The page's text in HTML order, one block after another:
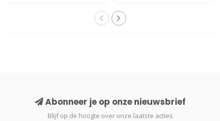
Abonneer je op onze nieuwsbrief
Blijf op de hoogte over onze laatste acties